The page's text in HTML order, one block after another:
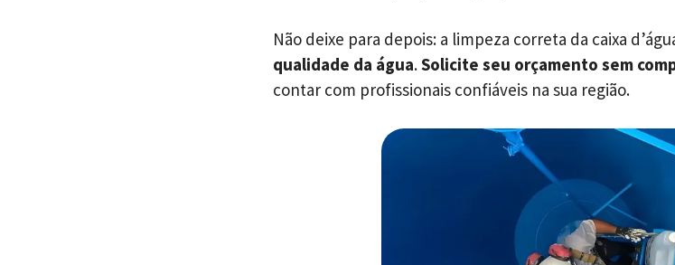
Não deixe para depois: a limpeza correta da caixa
qualidade da água.Solicite seu orçamento sem
contar com profissionais confiáveis na sua região.